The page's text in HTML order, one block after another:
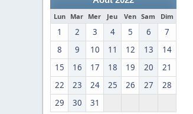
Lun Mar Mer Jeu Ven Sam Dim
1 2 3 4 5 6
7
8
9 10 11 12 13
14
15
16 17 18 19 20
21
22
23 24 25 26 27
28
29
30 31